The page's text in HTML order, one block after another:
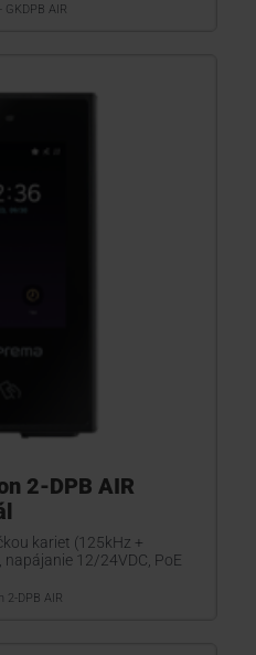
GKDPB AIR
2-DPB AIR
kariet (125kHz +
12/24VDC, PoE
2-DPB AIR